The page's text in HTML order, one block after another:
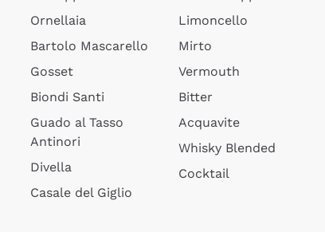
Ornellaia
Bartolo Mascarello
Gosset
Biondi Santi
Guado al Tasso
Antinori
Divella
Casale del Giglio
Limoncello
Mirto
Vermouth
Bitter
Acquavite
Whisky Blended
Cocktail